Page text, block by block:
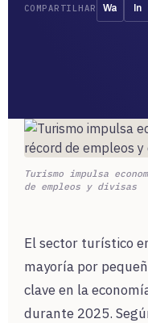
COMPARTILHAR Wa In
Turismo impulsa
de empleos y divisas
El sector turístico
mayoría por
clave en la
durante 2025.